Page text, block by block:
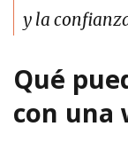
y la
Qué
con una